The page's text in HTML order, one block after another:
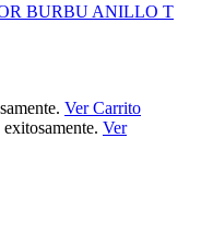
BURBU ANILLO T
Ver Carrito
Ver